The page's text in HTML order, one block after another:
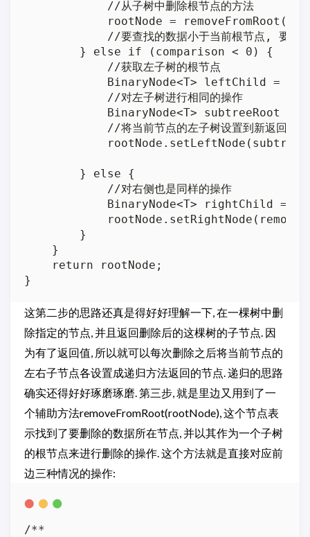
            //从子树中删除根节点的方法
rootNode =
//要查找的数据小于当前根节点, 要到
        } else if (comparison < 0) {
            //获取左子树的根节点
BinaryNode<T> leftChild =
            //对左子树进行相同的操作
BinaryNode<T> subtreeRoot =
//将当前节点的左子树设置到新返回的子
        } else {
            //对右侧也是同样的操作
BinaryNode<T> rightChild =
        }
    }
    return rootNode;
这第二步的思路还真是得好好理解一下, 在一棵树中删
除指定的节点, 并且返回删除后的这棵树的子节点. 因
为有了返回值, 所以就可以每次删除之后将当前节点的
左右子节点各设置成递归方法返回的节点. 递归的思路
确实还得好好琢磨琢磨. 第三步, 就是里边又用到了一
个辅助方法removeFromRoot(rootNode), 这个节点表
示找到了要删除的数据所在节点, 并以其作为一个子树
的根节点来进行删除的操作. 这个方法就是直接对应前
边三种情况的操作:
/**